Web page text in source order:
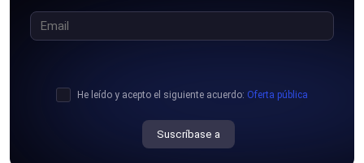
Suscríbase a
He leído y acepto el siguiente acuerdo: Oferta pública